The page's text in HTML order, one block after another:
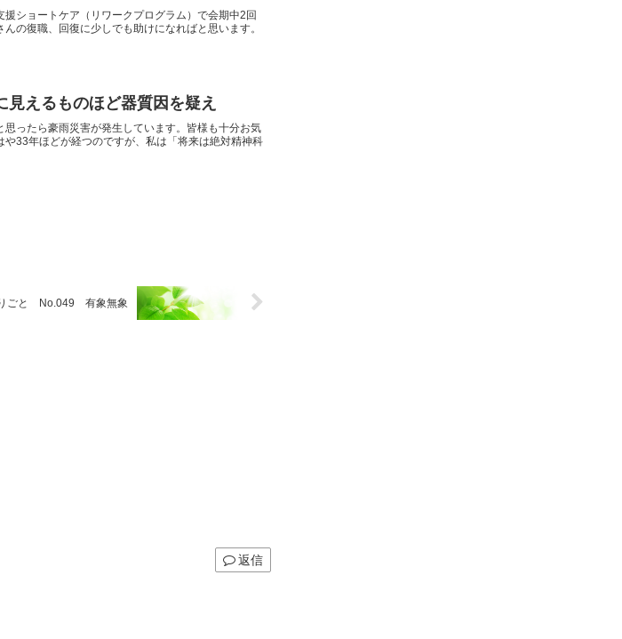
ショートケア（リワークプログラム）で会期中2回
の復職、回復に少しでも助けになればと思います。
えるものほど器質因を疑え
ったら豪雨災害が発生しています。皆様も十分お気
33年ほどが経つのですが、私は「将来は絶対精神科
ごと No.049 有象無象
返信